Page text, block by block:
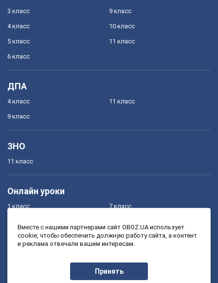
3 класс
4 класс
5 класс
6 класс
9 класс
10 класс
11 класс
ДПА
4 класс
9 класс
11 класс
ЗНО
11 класс
Онлайн уроки
1 класс
3 класс
7 класс
9 класс
Вместе с нашими партнерами сайт OBOZ.UA использует
cookie, чтобы обеспечить должную работу сайта, а контент
и реклама отвечали вашим интересам.
Принять